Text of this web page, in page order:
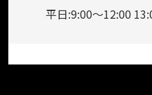
平日:9:00～12:00